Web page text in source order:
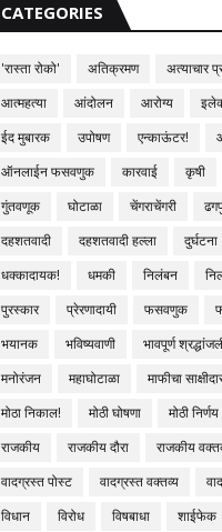
CATEGORIES
'रास्ता रोको' अतिक्रमण अत्याचार
आत्महत्या
आंदोलन आरोग्य
ईद मुबारक
उपोषण एन्काऊंटर!
ऑनलाईन फसवणुक
कारवाई कृषी
गुंतवणूक
घोटाळा चेंगराचेंगरी
दहशतवादी
दहशतवादी हल्ला दुर्घटना
धक्कादायक!
धमकी निलंबन
पुरस्कार
प्रेरणादायी फसवणुक
भयानक
भविष्यवाणी भावपूर्ण
मनोरंजन
महाघोटाळा माफीचा
मोठा निकाल!
मोठी घोषणा मोठी निर्णय
राजकीय
राजकीय दौरा राजकीय
वादग्रस्त पोस्ट
वादग्रस्त वक्तव्य
विधान
विरोध विषबाधा शाईफेक